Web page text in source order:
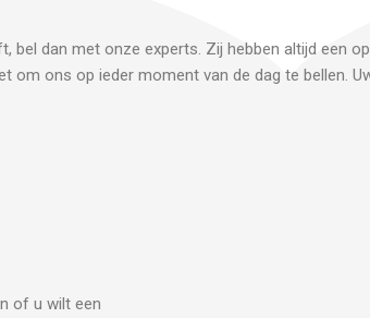
bel dan met onze experts. Zij hebben altijd een
ons op ieder moment van de dag te bellen.
of u wilt een